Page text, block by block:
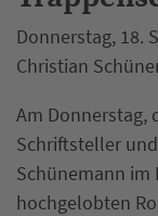
Donnerstag, 18.
Christian
Am Donnerstag,
Schriftsteller
Schünemann im
hochgelobten